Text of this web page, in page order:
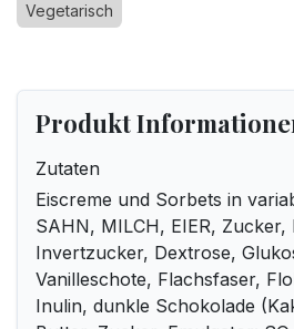
Vegetarisch
Produkt
Zutaten
Eiscreme und Sorbets in
SAHN, MILCH, EIER, Zucker,
Invertzucker, Dextrose,
Vanilleschote, Flachsfaser,
Inulin, dunkle Schokolade